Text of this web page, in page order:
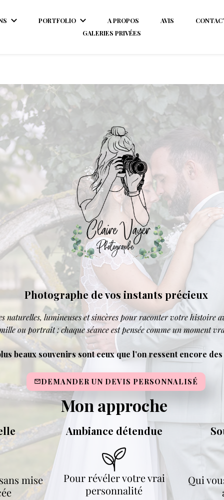
PORTFOLIO A PROPOS AVIS
GALERIES PRIVÉES
Photographe de vos instants précieux
naturelles, lumineuses et sincères pour raconter votre histoire
ou portrait : chaque séance est pensée comme un moment
beaux souvenirs sont ceux que l’on ressent encore
DEMANDER UN DEVIS PERSONNALISÉ
Mon approche
mise
Ambiance détendue
Pour révéler votre vrai
personnalité
Qui